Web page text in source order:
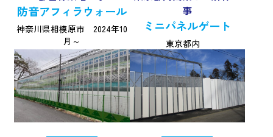
防音アフィラウォール
神奈川県相模原市 2024年10
月～
事
ミニパネルゲート
東京都内